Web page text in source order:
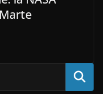
Buscar